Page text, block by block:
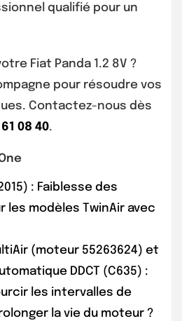
qualifié pour un
Fiat Panda 1.2 8V ?
pour résoudre vos
Contactez-nous dès
08 40.
: Faiblesse des
les modèles TwinAir avec
(moteur 55263624) et
DDCT (C635) :
les intervalles de
la vie du moteur ?